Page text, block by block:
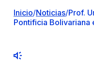
Inicio/Noticias/Prof.
Pontificia Bolivariana